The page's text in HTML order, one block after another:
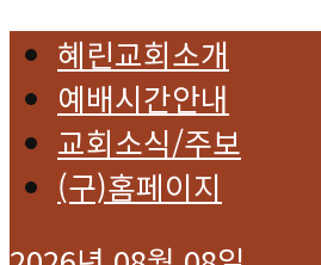
혜린교회소개
예배시간안내
교회소식/주보
(구)홈페이지